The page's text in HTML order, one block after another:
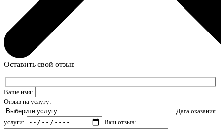
Оставить свой отзыв
Ваше имя:
Отзыв на услугу:
Дата оказания
услуги:
Ваш отзыв: